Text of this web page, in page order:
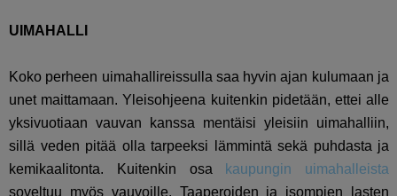
UIMAHALLI
Koko perheen uimahallireissulla saa hyvin ajan kulumaan ja
unet maittamaan. Yleisohjeena kuitenkin pidetään, ettei alle
yksivuotiaan vauvan kanssa mentäisi yleisiin uimahalliin,
sillä veden pitää olla tarpeeksi lämmintä sekä puhdasta ja
kemikaalitonta. Kuitenkin osa
kaupungin uimahalleista
soveltuu myös vauvoille. Taaperoiden ja isompien lasten